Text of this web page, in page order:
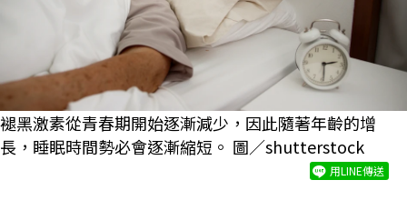
褪黑激素從青春期開始逐漸減少，因此隨著年齡的增
長，睡眠時間勢必會逐漸縮短。 圖／shutterstock
用LINE傳送